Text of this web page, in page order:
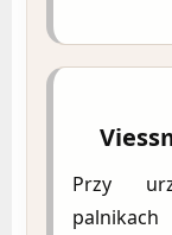
Przy
palnikach